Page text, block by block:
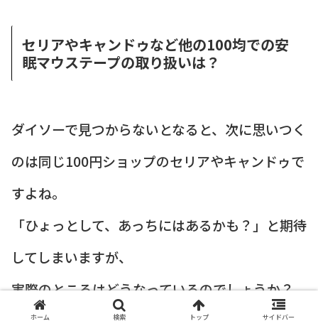
セリアやキャンドゥなど他の100均での安
眠マウステープの取り扱いは？
ダイソーで見つからないとなると、次に思いつく
のは同じ100円ショップのセリアやキャンドゥで
すよね。
「ひょっとして、あっちにはあるかも？」と期待
してしまいますが、
実際のところはどうなっているのでしょうか？
モモストアが各100円ショップの 最新の取り扱い
ホーム 検索 トップ サイドバー